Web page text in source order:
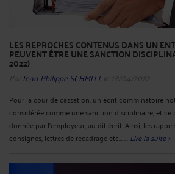
LES REPROCHES CONTENUS DANS UN
PEUVENT ÊTRE UNE SANCTION
2022)
Par Jean-Philippe SCHMITTle 18/04/2022
Pour la cour de cassation, un écrit comminatoire
considérée comme une sanction disciplinaire, et
donnée par l’employeur, au dit écrit. Ainsi, les
consignes, lettres de recadrage etc... ... Lire la suite >